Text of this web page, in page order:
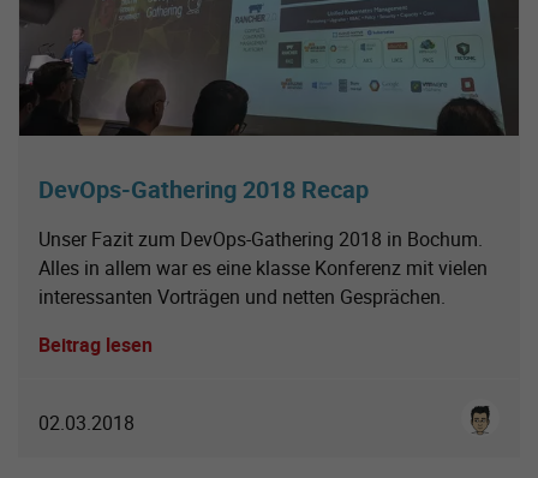
DevOps-Gathering 2018 Recap
Unser Fazit zum DevOps-Gathering 2018 in Bochum.
Alles in allem war es eine klasse Konferenz mit vielen
interessanten Vorträgen und netten Gesprächen.
Beitrag lesen
02.03.2018 Cenk